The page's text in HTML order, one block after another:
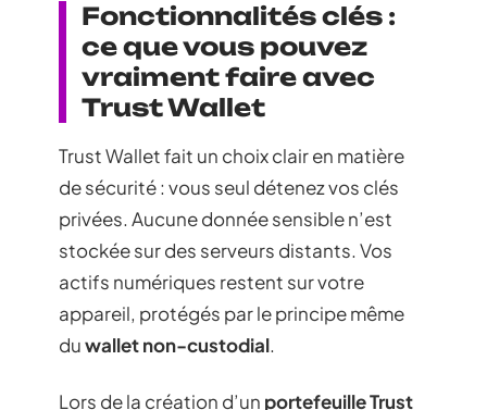
Fonctionnalités clés :
ce que vous pouvez
vraiment faire avec
Trust Wallet
Trust Wallet fait un choix clair en matière
de sécurité : vous seul détenez vos clés
privées. Aucune donnée sensible n’est
stockée sur des serveurs distants. Vos
actifs numériques restent sur votre
appareil, protégés par le principe même
duwallet non-custodial.
Lors de la création d’un portefeuille Trust